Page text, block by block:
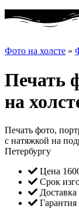
Фото на холсте »
Печать
на
Печать фото,
с натяжкой на
Петербургу
Цена
Срок
Гарантия